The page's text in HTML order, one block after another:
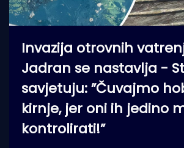
Invazija otrovnih
Jadran se nastavlja -
savjetuju: ”Čuvajmo
kirnje, jer oni ih jedino
kontrolirati!”